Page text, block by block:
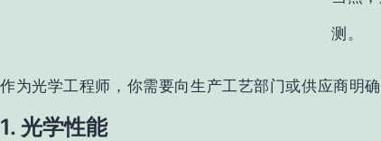
测。
作为光学工程师，你需要向生产工艺部门或供应商明
1. 光学性能